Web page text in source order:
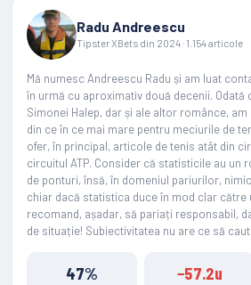
Radu Andreescu
Tipster XBets din 2024 · 1.154 articole
Mă numesc Andreescu Radu și am luat
în urmă cu aproximativ două decenii. Odată
Simonei Halep, dar și ale altor românce,
din ce în ce mai mare pentru meciurile de
ofer, în principal, articole de tenis atât din
circuitul ATP. Consider că statisticile au un
de ponturi, însă, în domeniul pariurilor,
chiar dacă statistica duce în mod clar către
recomand, așadar, să pariați responsabil,
de situație! Subiectivitatea nu are ce să
47% −57.2u